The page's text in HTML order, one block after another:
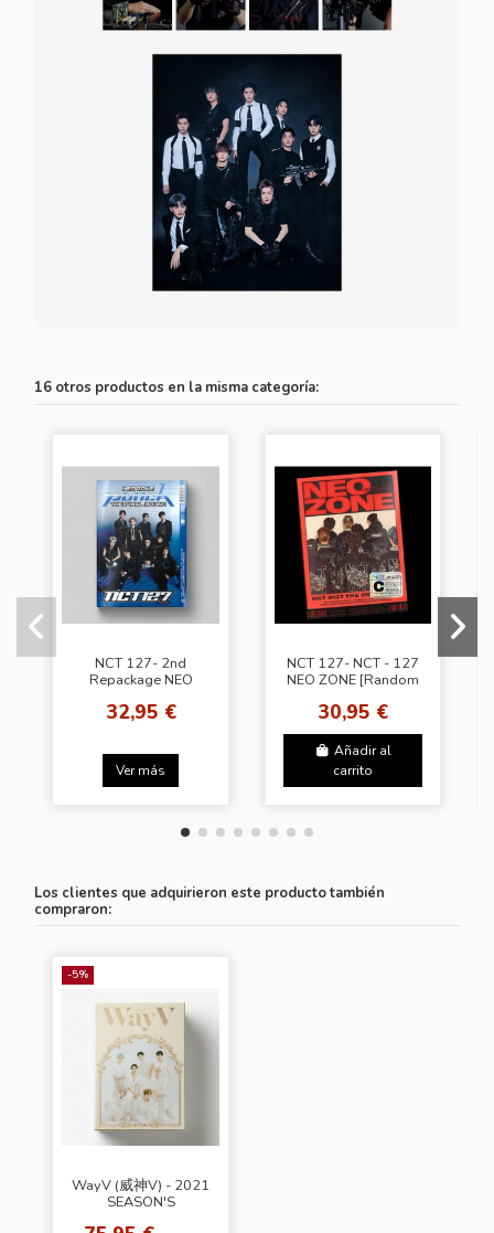
16 otros productos en la misma categoría:
NCT 127- 2nd
Repackage NEO
ROUND [2nd Player]
32,95 €
Ver más
NCT 127- NCT - 127
NEO ZONE [Random
30,95 €
Añadir al
carrito
Los clientes que adquirieron este producto también
compraron:
-5%
WayV (威神V) - 2021
SEASON'S